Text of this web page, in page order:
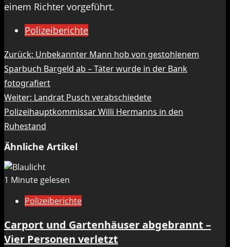
einem Richter vorgeführt.
Polizeiberichte
Beitragsnavigation
Zurück: Unbekannter Mann hob von gestohlenem
Sparbuch Bargeld ab – Täter wurde in der Bank
fotografiert
Weiter: Landrat Pusch verabschiedete
Polizeihauptkommissar Willi Hermanns in den
Ruhestand
Ähnliche Artikel
1 Minute gelesen
Polizeiberichte
Carport und Gartenhäuser abgebrannt –
Vier Personen verletzt